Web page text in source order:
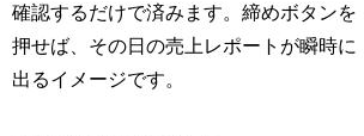
確認するだけで済みます。締めボタンを
押せば、その日の売上レポートが瞬時に
出るイメージです。